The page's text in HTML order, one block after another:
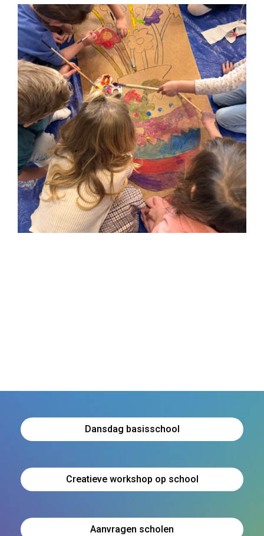
Dansdag basisschool
Creatieve workshop op school
Aanvragen scholen